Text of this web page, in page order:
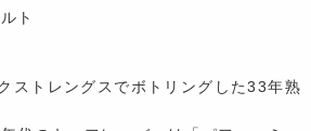
ト
ストレングスでボトリングした33年熟